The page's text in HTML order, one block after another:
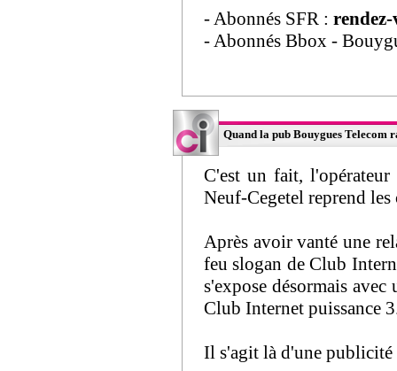
- Abonnés SFR :
- Abonnés Bbox -
Quand la pub Bouygues Telecom
C'est un fait,
Neuf-Cegetel reprend les
Après avoir vanté une
feu slogan de Club
s'expose désormais
Club Internet puissance
Il s'agit là d'une publicité